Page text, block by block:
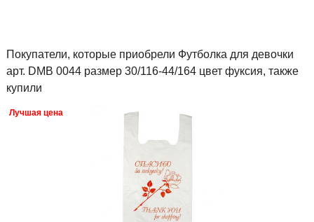
Покупатели, которые приобрели Футболка для девочки
арт. DMB 0044 размер 30/116-44/164 цвет фуксия, также
купили
Лучшая цена